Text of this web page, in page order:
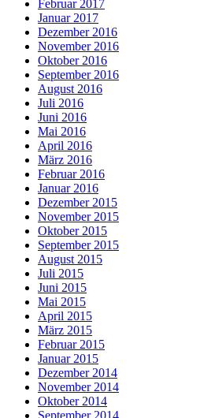
Februar 2017
Januar 2017
Dezember 2016
November 2016
Oktober 2016
September 2016
August 2016
Juli 2016
Juni 2016
Mai 2016
April 2016
März 2016
Februar 2016
Januar 2016
Dezember 2015
November 2015
Oktober 2015
September 2015
August 2015
Juli 2015
Juni 2015
Mai 2015
April 2015
März 2015
Februar 2015
Januar 2015
Dezember 2014
November 2014
Oktober 2014